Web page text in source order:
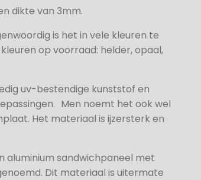
dikte van 3mm.
is het in vele kleuren te
op voorraad: helder, opaal,
uv-bestendige kunststof en
Men noemt het ook wel
Het materiaal is ijzersterk en
aluminium sandwichpaneel met
Dit materiaal is uitermate